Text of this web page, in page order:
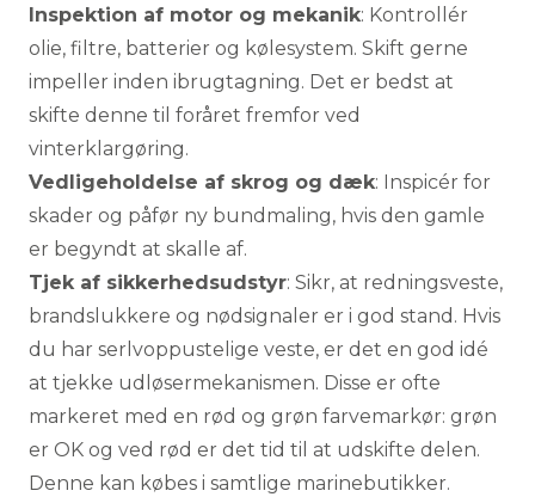
Inspektion af motor og mekanik: Kontrollér
olie, filtre, batterier og kølesystem. Skift gerne
impeller inden ibrugtagning. Det er bedst at
skifte denne til foråret fremfor ved
vinterklargøring.
Vedligeholdelse af skrog og dæk: Inspicér for
skader og påfør ny bundmaling, hvis den gamle
er begyndt at skalle af.
Tjek af sikkerhedsudstyr: Sikr, at redningsveste,
brandslukkere og nødsignaler er i god stand. Hvis
du har serlvoppustelige veste, er det en god idé
at tjekke udløsermekanismen. Disse er ofte
markeret med en rød og grøn farvemarkør: grøn
er OK og ved rød er det tid til at udskifte delen.
Denne kan købes i samtlige marinebutikker.